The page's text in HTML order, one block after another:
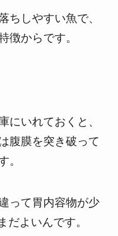
ちしやすい魚で、
徴からです。
にいれておくと、
腹膜を突き破って
。
って胃内容物が少
だよいんです。